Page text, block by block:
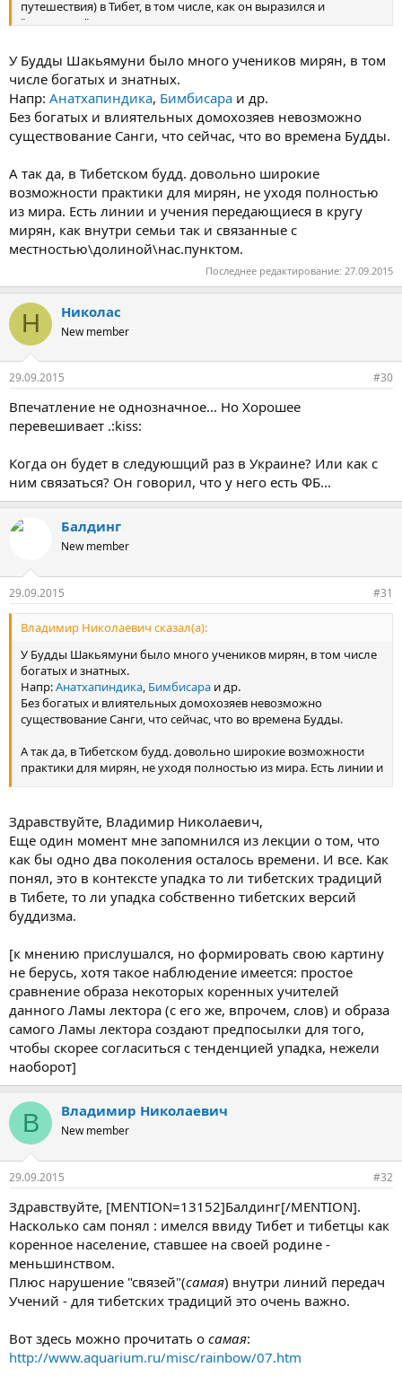
путешествия) в Тибет, в том числе, как он выразился и
"олигархов", один их которых впоследствии стал его учеником.
наличием методов для практики и для, как там выразились,
социально успешных людей. Хорошее дела терма. А то из
первоисточников складывается устойчивое представление о
необходимости оставления пыльной жизни домохозяина и
выживании на подаяние в натуральном виде].
У Будды Шакьямуни было много учеников мирян, в том
числе богатых и знатных.
Напр: Анатхапиндика, Бимбисара и др.
Без богатых и влиятельных домохозяев невозможно
существование Санги, что сейчас, что во времена Будды.
А так да, в Тибетском будд. довольно широкие
возможности практики для мирян, не уходя полностью
из мира. Есть линии и учения передающиеся в кругу
мирян, как внутри семьи так и связанные с
местностью\долиной\нас.пунктом.
Последнее редактирование: 27.09.2015
Н Николас
New member
29.09.2015 #30
Впечатление не однозначное... Но Хорошее
перевешивает .:kiss:
Когда он будет в следуюшций раз в Украине? Или как с
ним связаться? Он говорил, что у него есть ФБ...
Балдинг
New member
29.09.2015 #31
Владимир Николаевич сказал(а):
У Будды Шакьямуни было много учеников мирян, в том числе
богатых и знатных.
Напр:Анатхапиндика Бимбисара и др.
Без богатых и влиятельных домохозяев невозможно
существование Санги, что сейчас, что во времена Будды.
А так да, в Тибетском будд. довольно широкие возможности
практики для мирян, не уходя полностью из мира. Есть линии и
Здравствуйте, Владимир Николаевич,
Еще один момент мне запомнился из лекции о том, что
как бы одно два поколения осталось времени. И все. Как
понял, это в контексте упадка то ли тибетских традиций
в Тибете, то ли упадка собственно тибетских версий
буддизма.
[к мнению прислушался, но формировать свою картину
не берусь, хотя такое наблюдение имеется: простое
сравнение образа некоторых коренных учителей
данного Ламы лектора (с его же, впрочем, слов) и образа
самого Ламы лектора создают предпосылки для того,
чтобы скорее согласиться с тенденцией упадка, нежели
наоборот]
В Владимир Николаевич
New member
29.09.2015 #32
Здравствуйте, [MENTION=13152]Балдинг[/MENTION].
Насколько сам понял : имелся ввиду Тибет и тибетцы как
коренное население, ставшее на своей родине -
меньшинством.
Плюс нарушение "связей"(самая) внутри линий передач
Учений - для тибетских традиций это очень важно.
Вот здесь можно прочитать о самая:
http://www.aquarium.ru/misc/rainbow/07.htm